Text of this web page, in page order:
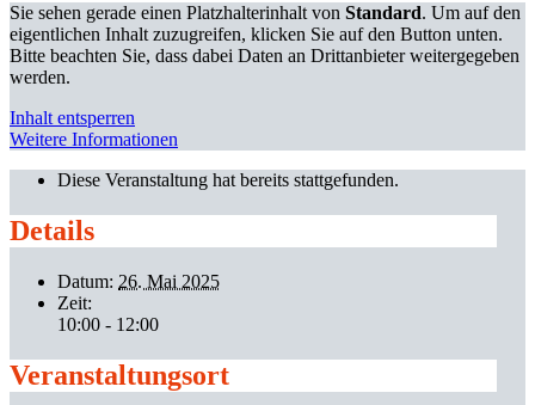
Sie sehen gerade einen Platzhalterinhalt von Standard. Um auf den
eigentlichen Inhalt zuzugreifen, klicken Sie auf den Button unten.
Bitte beachten Sie, dass dabei Daten an Drittanbieter weitergegeben
werden.
Inhalt entsperren
Weitere Informationen
Diese Veranstaltung hat bereits stattgefunden.
Details
Datum: 26. Mai 2025
Zeit:
10:00 - 12:00
Veranstaltungsort